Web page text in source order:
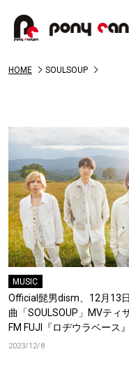
HOME SOULSOUP
MUSIC
Official髭男dism、12月13
曲「SOULSOUP」MVティ
FM FUJI『ロヂウラベース
「SOULSOUP」フルサイズ
2023/12/8